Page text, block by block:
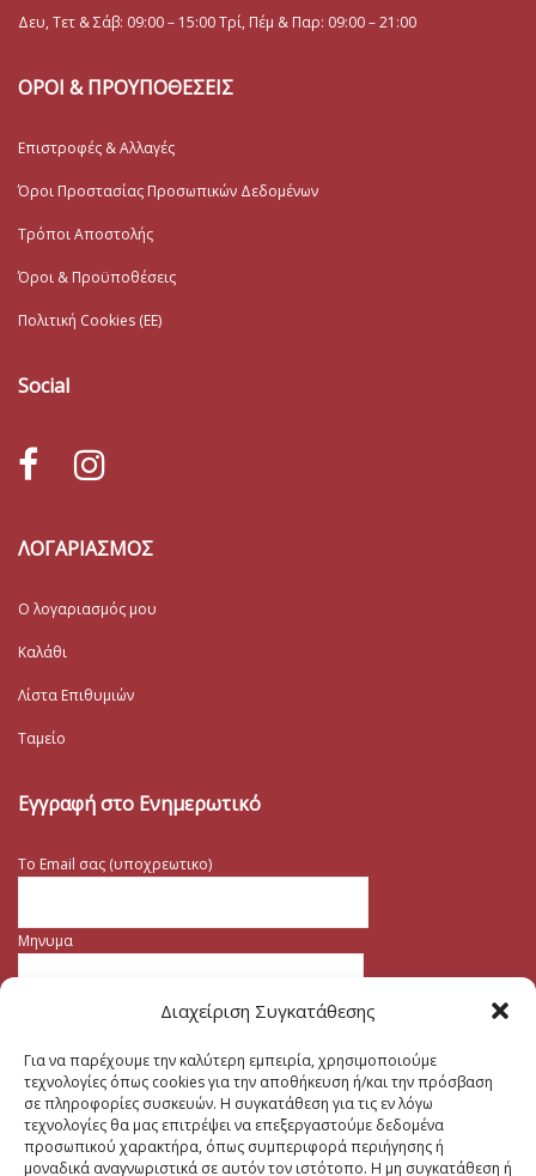
Διαχείριση Συγκατάθεσης
Για να παρέχουμε την καλύτερη εμπειρία, χρησιμοποιούμε
τεχνολογίες όπως cookies για την αποθήκευση ή/και την πρόσβαση
σε πληροφορίες συσκευών. Η συγκατάθεση για τις εν λόγω
τεχνολογίες θα μας επιτρέψει να επεξεργαστούμε δεδομένα
προσωπικού χαρακτήρα, όπως συμπεριφορά περιήγησης ή
μοναδικά αναγνωριστικά σε αυτόν τον ιστότοπο. Η μη συγκατάθεση ή
Δευ, Τετ & Σάβ: 09:00 – 15:00 Τρί, Πέμ & Παρ: 09:00 – 21:00
ΟΡΟΙ & ΠΡΟΥΠΟΘΕΣΕΙΣ
Επιστροφές & Αλλαγές
Όροι Προστασίας Προσωπικών Δεδομένων
Τρόποι Αποστολής
Όροι & Προϋποθέσεις
Πολιτική Cookies (ΕΕ)
Social
ΛΟΓΑΡΙΑΣΜΟΣ
Ο λογαριασμός μου
Καλάθι
Λίστα Επιθυμιών
Ταμείο
Εγγραφή στο Ενημερωτικό
Το Email σας (υποχρεωτικο)
Μηνυμα